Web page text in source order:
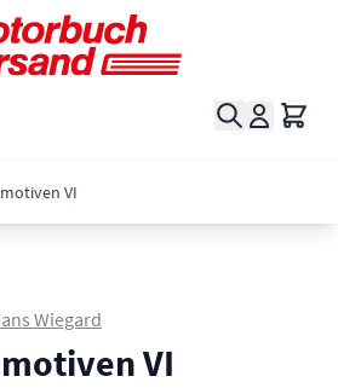
Suche
VI
Wiegard
VI